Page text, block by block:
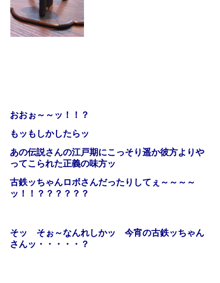
おおぉ～～ッ！！？
もッもしかしたらッ
あの伝説さんの江戸期にこっそり遥か彼方よりや
ってこられた正義の味方ッ
古鉄ッちゃんロボさんだったりしてぇ～～～～
ッ！！？？？？？？
そッ そぉ～なんれしかッ 今宵の古鉄ッちゃん
さんッ・・・・・？